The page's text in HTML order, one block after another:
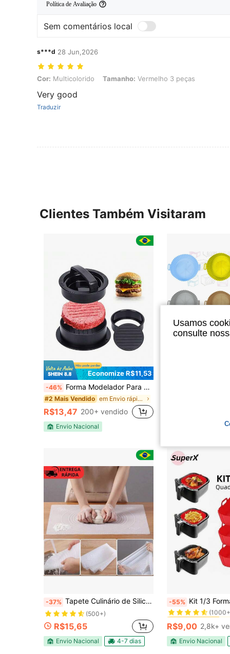
Política de Avaliação
Sem comentários local
s***d 28 Jun,2026
Cor: Multicolorido, Tamanho: Vermelho 3 peças
Cor: Multicolorido Tamanho: Vermelho 3 peças
Very good
Traduzir
Clientes Também Visitaram
Economize R$11,53
-46% Forma Modelador Para Hambúrguer Artesanal Pequenos E Grandes
#2 Mais Vendido em Envio rápido Bandejas Para Assar E Pastelaria
R$13,47 200+ vendido
Envio Nacional
-37% Tapete Culinário de Silicone Antiaderente-Confeitaria e Culinária
(500+)
R$15,65
Envio Nacional 4-7 dias
-55% Kit 1/3 Formas de Silicone Quadrada/Redondo
#1 Mais Vendido
#1 Mais Vendido
(1000+)
#1 Mais Vendido
(1000+)
#1 Mais Vendido
R$9,00 2,8k+
Envio Nacional
Usamos
consulte